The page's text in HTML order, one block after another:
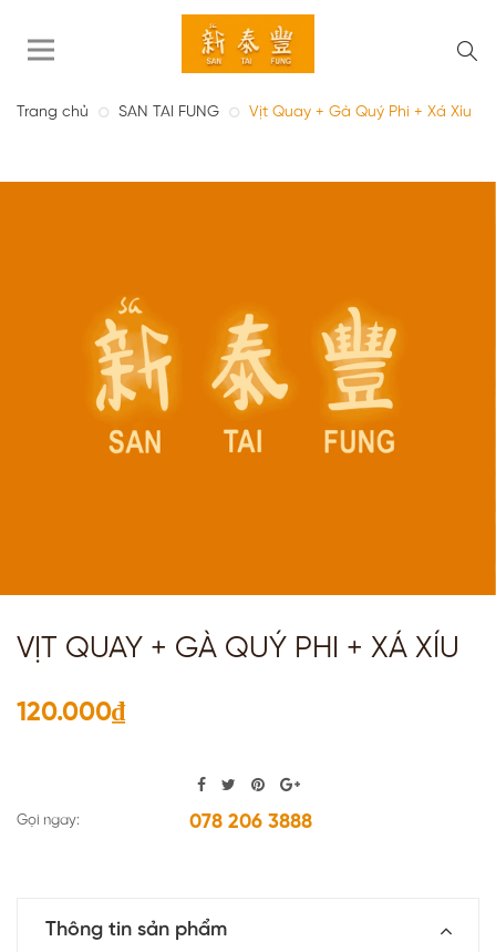
Trang chủ SAN TAI FUNG Vịt Quay + Gà Quý Phi + Xá Xíu
VỊT QUAY + GÀ QUÝ PHI + XÁ XÍU
120.000₫
Gọi ngay: 078 206 3888
Thông tin sản phẩm